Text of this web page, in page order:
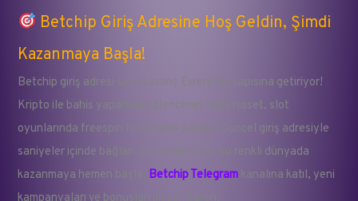
Betchip Giriş Adresine Hoş Geldin, Şimdi
Kazanmaya Başla!
Betchip giriş adresi seni Kazanç Evreni’nin kapısına getiriyor!
Kripto ile bahis yaparken eğlencenin hızını hisset, slot
oyunlarında freespin fırsatlarını yakala. Güncel giriş adresiyle
saniyeler içinde bağlan, bonusunu al ve bu renkli dünyada
kazanmaya hemen başla! Betchip Telegram kanalına katıl, yeni